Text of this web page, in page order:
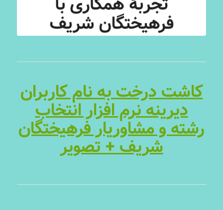
کاشت درخت به نام کاربران
دیرینه نرم افزار انتخاب
رشته و مشاوریار فرهیختگان
شریف + تصویر